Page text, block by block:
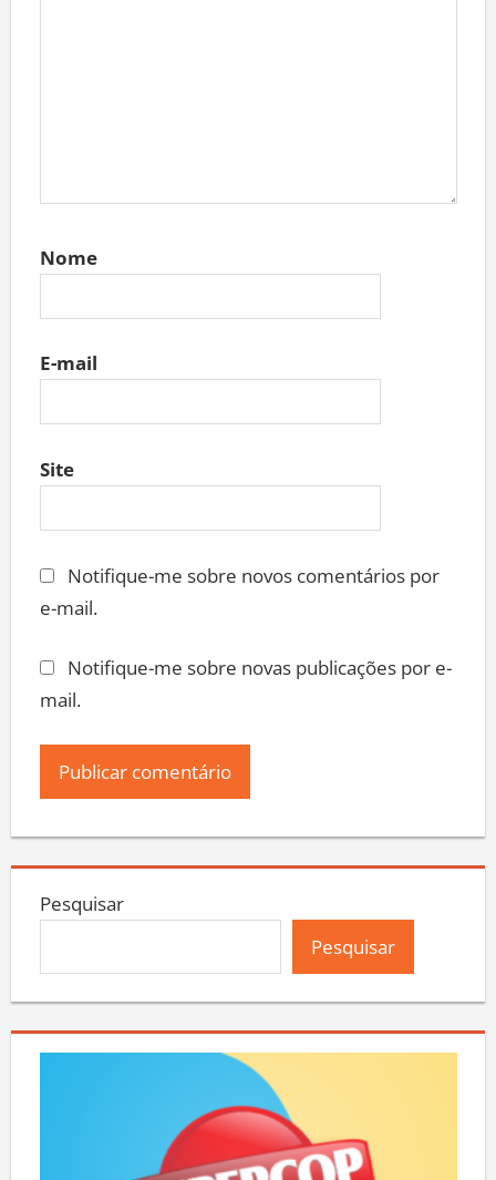
Nome
E-mail
Site
Notifique-me sobre novos comentários por
e-mail.
Notifique-me sobre novas publicações por e-
mail.
Pesquisar
Pesquisar